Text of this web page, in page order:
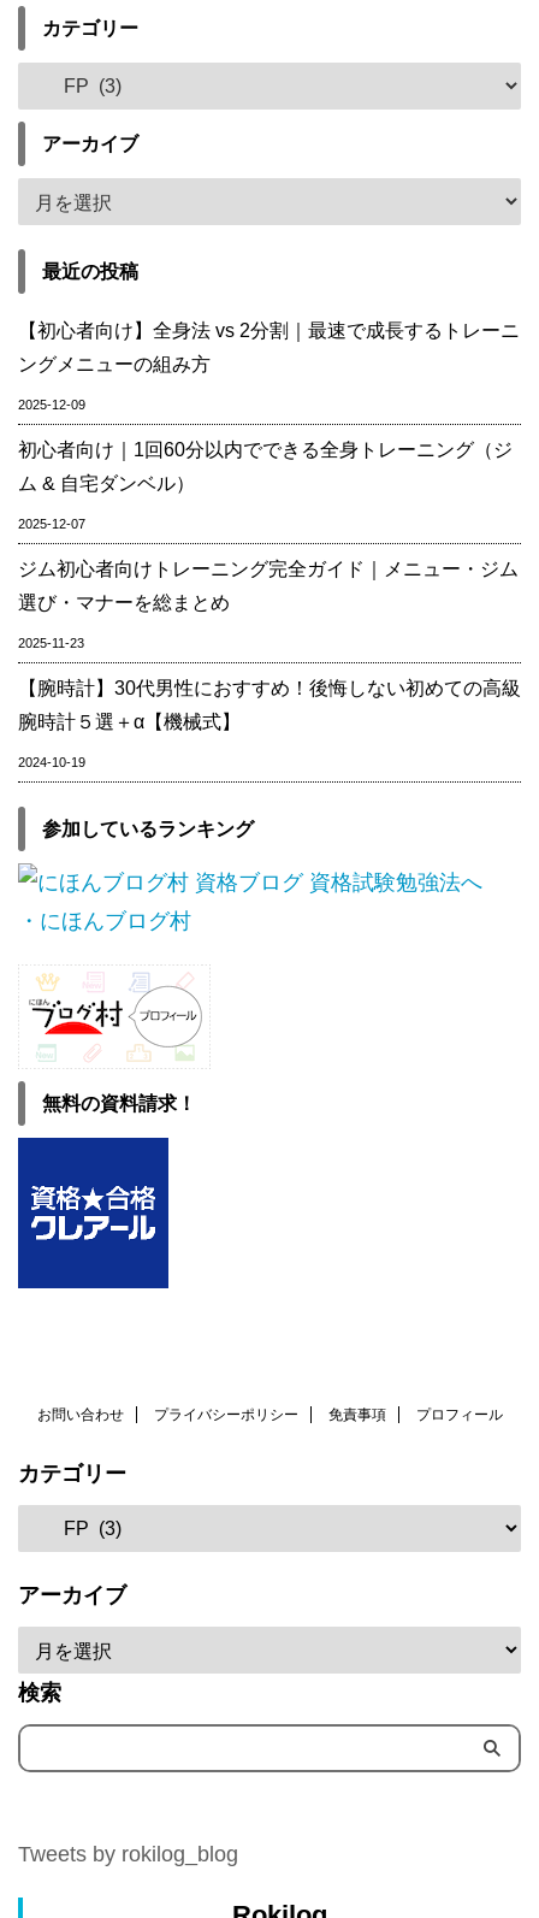
カテゴリー
アーカイブ
最近の投稿
【初心者向け】全身法 vs 2分割｜最速で成長するトレーニ
ングメニューの組み方
2025-12-09
初心者向け｜1回60分以内でできる全身トレーニング（ジ
ム & 自宅ダンベル）
2025-12-07
ジム初心者向けトレーニング完全ガイド｜メニュー・ジム
選び・マナーを総まとめ
2025-11-23
【腕時計】30代男性におすすめ！後悔しない初めての高級
腕時計５選＋α【機械式】
2024-10-19
参加しているランキング
・にほんブログ村
無料の資料請求！
お問い合わせ プライバシーポリシー 免責事項 プロフィール
カテゴリー
アーカイブ
検索
Tweets by rokilog_blog